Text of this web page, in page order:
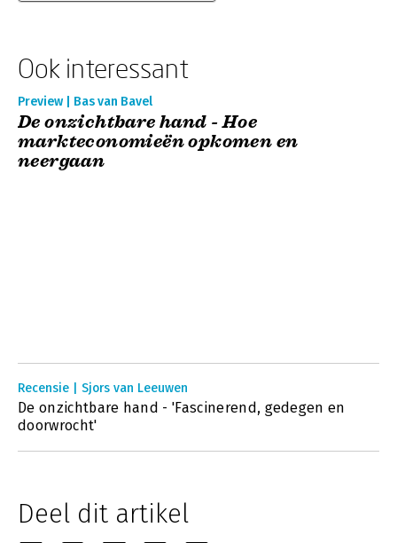
Ook interessant
Preview | Bas van Bavel
De onzichtbare hand - Hoe
markteconomieën opkomen en
neergaan
Recensie | Sjors van Leeuwen
De onzichtbare hand - 'Fascinerend, gedegen en
doorwrocht'
Deel dit artikel